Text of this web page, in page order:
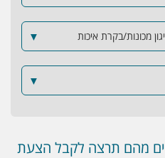
מכונות/בקרת איכות ▼
▼
מהם תרצה לקבל הצעת